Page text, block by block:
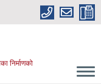
निर्माणको